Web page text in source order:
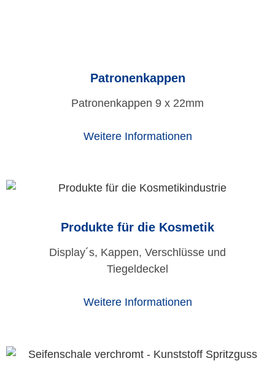
Patronenkappen
Patronenkappen 9 x 22mm
Weitere Informationen
Produkte für die Kosmetik
Display´s, Kappen, Verschlüsse und
Tiegeldeckel
Weitere Informationen